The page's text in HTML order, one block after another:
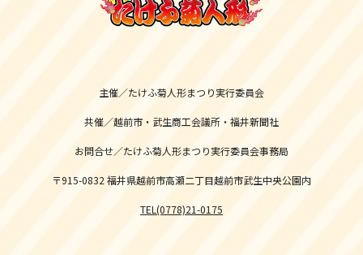
主催／たけふ菊人形まつり実行委員会
共催／越前市・武生商工会議所・福井新聞社
お問合せ／たけふ菊人形まつり実行委員会事務局
〒915-0832 福井県越前市高瀬二丁目越前市武生中央公園内
TEL(0778)21-0175